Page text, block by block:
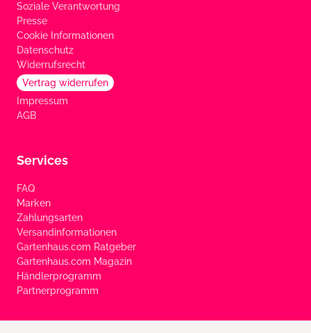
Soziale Verantwortung
Presse
Cookie Informationen
Datenschutz
Widerrufsrecht
Vertrag widerrufen
Impressum
AGB
Services
FAQ
Marken
Zahlungsarten
Versandinformationen
Gartenhaus.com Ratgeber
Gartenhaus.com Magazin
Händlerprogramm
Partnerprogramm